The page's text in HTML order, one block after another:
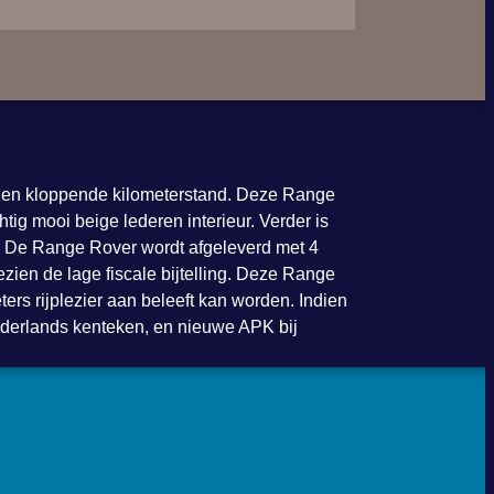
kloppende kilometerstand. Deze Range
mooi beige lederen interieur. Verder is
Range Rover wordt afgeleverd met 4
de lage fiscale bijtelling. Deze Range
rijplezier aan beleeft kan worden. Indien
kenteken, en nieuwe APK bij